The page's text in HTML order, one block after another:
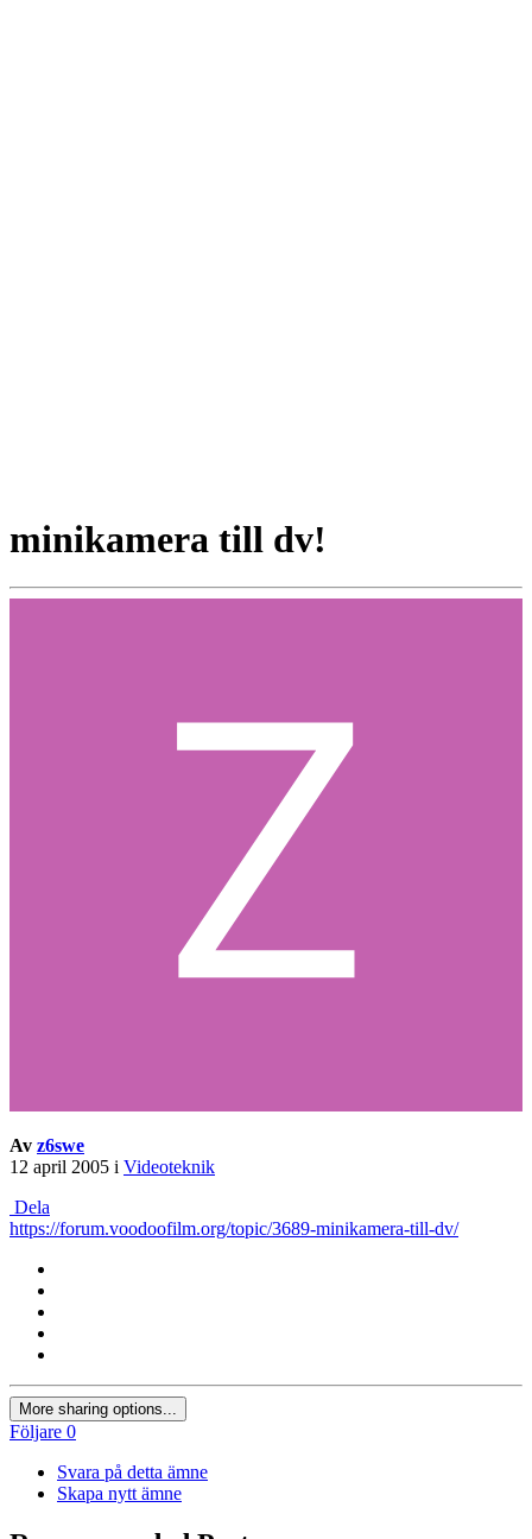
minikamera till dv!
Av z6swe
12 april 2005 i Videoteknik
Dela
https://forum.voodoofilm.org/topic/3689-minikamera-till-dv/
More sharing options...
Följare 0
Svara på detta ämne
Skapa nytt ämne